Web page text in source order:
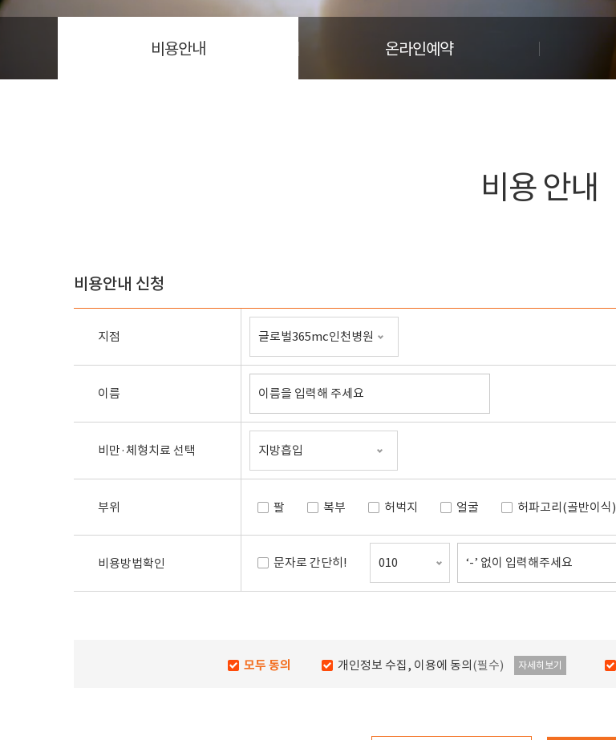
비용안내 온라인예약
비용 안내
비용안내 신청
지점
이름
비만·체형치료 선택
부위 팔 복부 허벅지 얼굴 허파고리(골반이식)
비용방법확인 문자로 간단히!
모두 동의 개인정보 수집, 이용에 동의(필수) 자세히보기